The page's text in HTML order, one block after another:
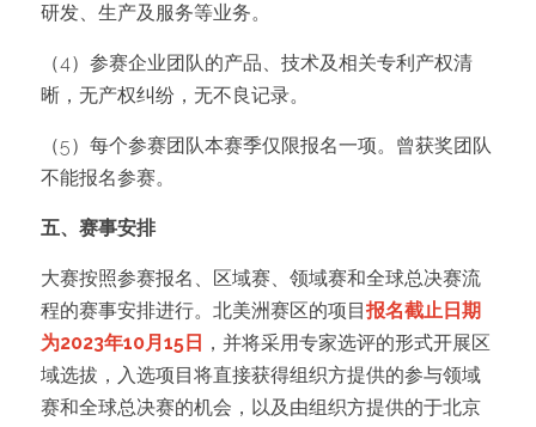
研发、生产及服务等业务。
（4）参赛企业团队的产品、技术及相关专利产权清
晰，无产权纠纷，无不良记录。
（5）每个参赛团队本赛季仅限报名一项。曾获奖团队
不能报名参赛。
五、赛事安排
大赛按照参赛报名、区域赛、领域赛和全球总决赛流
程的赛事安排进行。北美洲赛区的项目报名截止日期
为2023年10月15日 ，并将采用专家选评的形式开展区
域选拔，入选项目将直接获得组织方提供的参与领域
赛和全球总决赛的机会，以及由组织方提供的于北京